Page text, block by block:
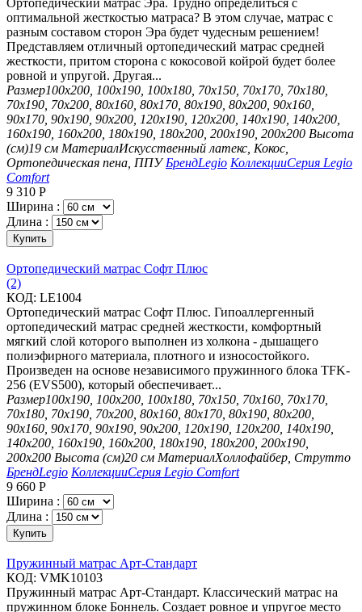
оптимальной жесткостью матраса? В этом случае, матрас с
разным составом сторон Эра будет чудесным решением!
Представляем отличный ортопедический матрас средней
жесткости, притом сторона с кокосовой койрой будет более
ровной и упругой. Другая...
Размер100х200, 100х190, 100х180, 70х150, 70х170, 70х180,
70х190, 70х200, 80х160, 80х170, 80х190, 80х200, 90х160,
90х170, 90х190, 90х200, 120х190, 120х200, 140х190, 140х200,
160х190, 160х200, 180х190, 180х200, 200х190, 200х200 Высота
(см)19 см МатериалИскусственный латекс, Кокос,
Ортопедическая пена, ППУ БрендLegio КоллекцииСерия Legio
Comfort
9 310 Р
Ширина :
Длина :
Купить
Ортопедический матрас Софт Плюс
(2)
КОД: LE1004
Ортопедический матрас Софт Плюс. Гипоаллергенный
ортопедический матрас средней жесткости, комфортный
мягкий слой которого выполнен из холкона - дышащего
полиэфирного материала, плотного и износостойкого.
Произведен на основе независимого пружинного блока TFK-
256 (EVS500), который обеспечивает...
Размер100х190, 100х200, 100х180, 70х150, 70х160, 70х170,
70х180, 70х190, 70х200, 80х160, 80х170, 80х190, 80х200,
90х160, 90х170, 90х190, 90х200, 120х190, 120х200, 140х190,
140х200, 160х190, 160х200, 180х190, 180х200, 200х190,
200х200 Высота (см)20 см МатериалХоллофайбер, Струтто
БрендLegio КоллекцииСерия Legio Comfort
9 660 Р
Ширина :
Длина :
Купить
Пружинный матрас Арт-Стандарт
КОД: VMK10103
Пружинный матрас Арт-Стандарт. Классический матрас на
пружинном блоке Боннель. Создает ровное и упругое место